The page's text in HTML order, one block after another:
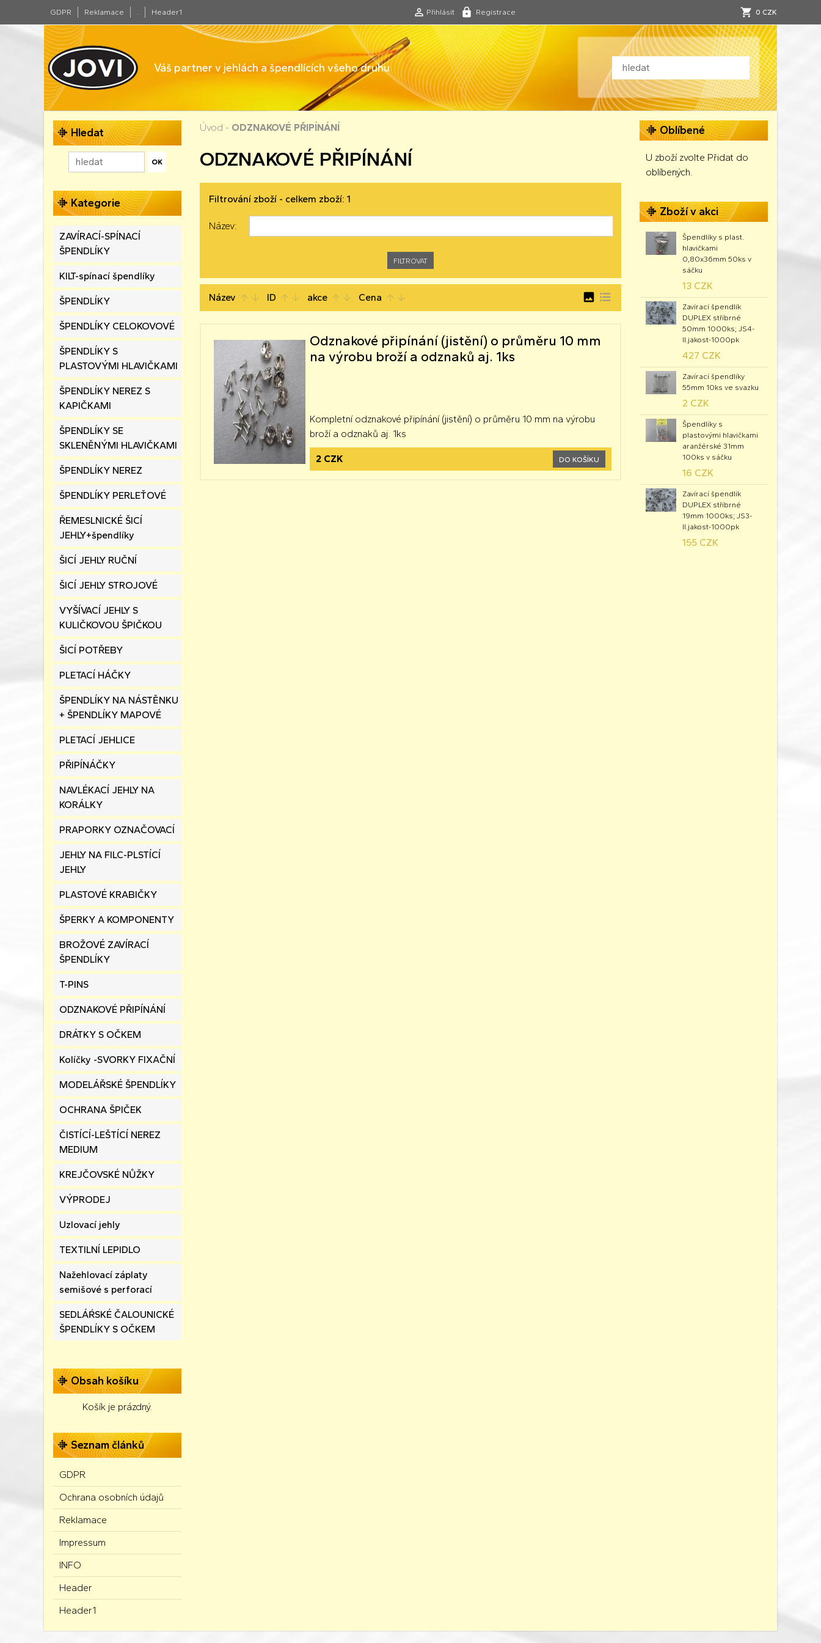
GDPR Reklamace . Header1 Přihlásit Registrace 0 CZK
Váš partner v jehlách a špendlících všeho druhu
Hledat
Kategorie
ZAVÍRACÍ-SPÍNACÍ
ŠPENDLÍKY
KILT-spínací špendlíky
ŠPENDLÍKY
ŠPENDLÍKY CELOKOVOVÉ
ŠPENDLÍKY S
PLASTOVÝMI HLAVIČKAMI
ŠPENDLÍKY NEREZ S
KAPIČKAMI
ŠPENDLÍKY SE
SKLENĚNÝMI HLAVIČKAMI
ŠPENDLÍKY NEREZ
ŠPENDLÍKY PERLEŤOVÉ
ŘEMESLNICKÉ ŠICÍ
JEHLY+špendlíky
ŠICÍ JEHLY RUČNÍ
ŠICÍ JEHLY STROJOVÉ
VYŠÍVACÍ JEHLY S
KULIČKOVOU ŠPIČKOU
ŠICÍ POTŘEBY
PLETACÍ HÁČKY
ŠPENDLÍKY NA NÁSTĚNKU
+ ŠPENDLÍKY MAPOVÉ
PLETACÍ JEHLICE
PŘIPÍNÁČKY
NAVLÉKACÍ JEHLY NA
KORÁLKY
PRAPORKY OZNAČOVACÍ
JEHLY NA FILC-PLSTÍCÍ
JEHLY
PLASTOVÉ KRABIČKY
ŠPERKY A KOMPONENTY
BROŽOVÉ ZAVÍRACÍ
ŠPENDLÍKY
T-PINS
ODZNAKOVÉ PŘIPÍNÁNÍ
DRÁTKY S OČKEM
Kolíčky -SVORKY FIXAČNÍ
MODELÁŘSKÉ ŠPENDLÍKY
OCHRANA ŠPIČEK
ČISTÍCÍ-LEŠTÍCÍ NEREZ
MEDIUM
KREJČOVSKÉ NŮŽKY
VÝPRODEJ
Uzlovací jehly
TEXTILNÍ LEPIDLO
Nažehlovací záplaty
semišové s perforací
SEDLÁŔSKÉ ČALOUNICKÉ
ŠPENDLÍKY S OČKEM
Obsah košíku
Košík je prázdný.
Seznam článků
GDPR
Ochrana osobních údajů
Reklamace
Impressum
INFO
Header
Header1
Úvod - ODZNAKOVÉ PŘIPÍNÁNÍ
ODZNAKOVÉ PŘIPÍNÁNÍ
Filtrování zboží - celkem zboží: 1
Název:
Název arrow_upward arrow_downward ID arrow_upward arrow_downward akce arrow_upward arrow_downward Cena arrow_upward arrow_downward image format_list_bulleted
Odznakové připínání (jistění) o průměru 10 mm
na výrobu broží a odznaků aj. 1ks
Kompletní odznakové připínání (jistění) o průměru 10 mm na výrobu
broží a odznaků aj. 1ks
2 CZK DO KOŠÍKU
Oblíbené
U zboží zvolte Přidat do
oblíbených.
Zboží v akci
Špendlíky s plast.
hlavičkami
0,80x36mm 50ks v
sáčku
13 CZK
Zavírací špendlík
DUPLEX stříbrné
50mm 1000ks; JS4-
II.jakost-1000pk
427 CZK
Zavírací špendlíky
55mm 10ks ve svazku
2 CZK
Špendlíky s
plastovými hlavičkami
aranžérské 31mm
100ks v sáčku
16 CZK
Zavírací špendlík
DUPLEX stříbrné
19mm 1000ks; JS3-
II.jakost-1000pk
155 CZK